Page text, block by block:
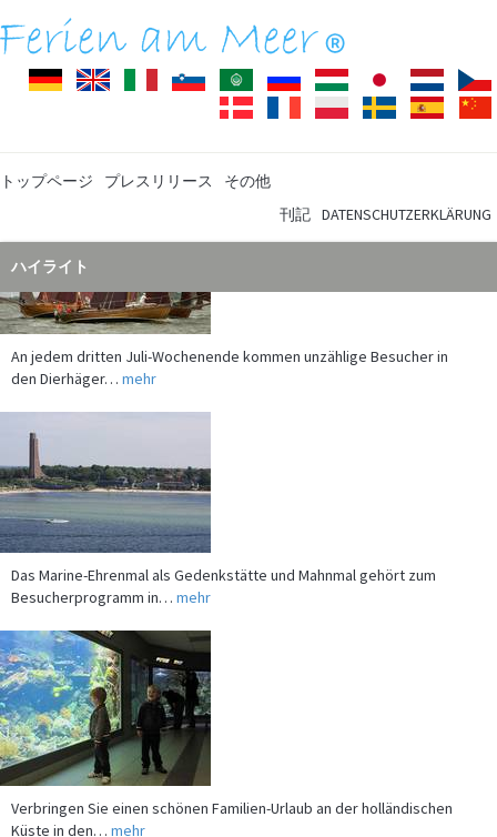
DeutschEnglish ItalianoSlovenščinaArabischPусскийMagyar Japanisch
Dansk
FrançaisPolski SvenskaEspañol
トップページ プレスリリース
その他
刊記 DATENSCHUTZERKLÄRUNG
ハイライト
An jedem dritten Juli-Wochenende kommen unzählige Besucher in
den Dierhäger… mehr
Das Marine-Ehrenmal als Gedenkstätte und Mahnmal gehört zum
Besucherprogramm in…mehr
Verbringen Sie einen schönen Familien-Urlaub an der holländischen
Küste in den… mehr